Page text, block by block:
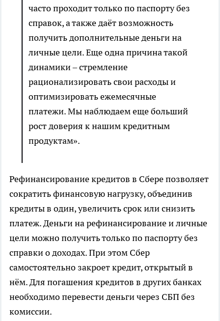
часто проходит только по паспорту без
справок, а также даёт возможность
получить дополнительные деньги на
личные цели. Еще одна причина такой
динамики – стремление
рационализировать свои расходы и
оптимизировать ежемесячные
платежи. Мы наблюдаем еще больший
рост доверия к нашим кредитным
продуктам».
Рефинансирование кредитов в Сбере позволяет
сократить финансовую нагрузку, объединив
кредиты в один, увеличить срок или снизить
платеж. Деньги на рефинансирование и личные
цели можно получить только по паспорту без
справки о доходах. При этом Сбер
самостоятельно закроет кредит, открытый в
нём. Для погашения кредитов в других банках
необходимо перевести деньги через СБП без
комиссии.